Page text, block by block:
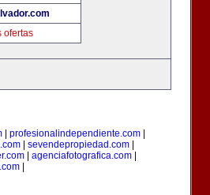
ofertas
| profesionalindependiente.com|
| sevendepropiedad.com|
| agenciafotografica.com|
|